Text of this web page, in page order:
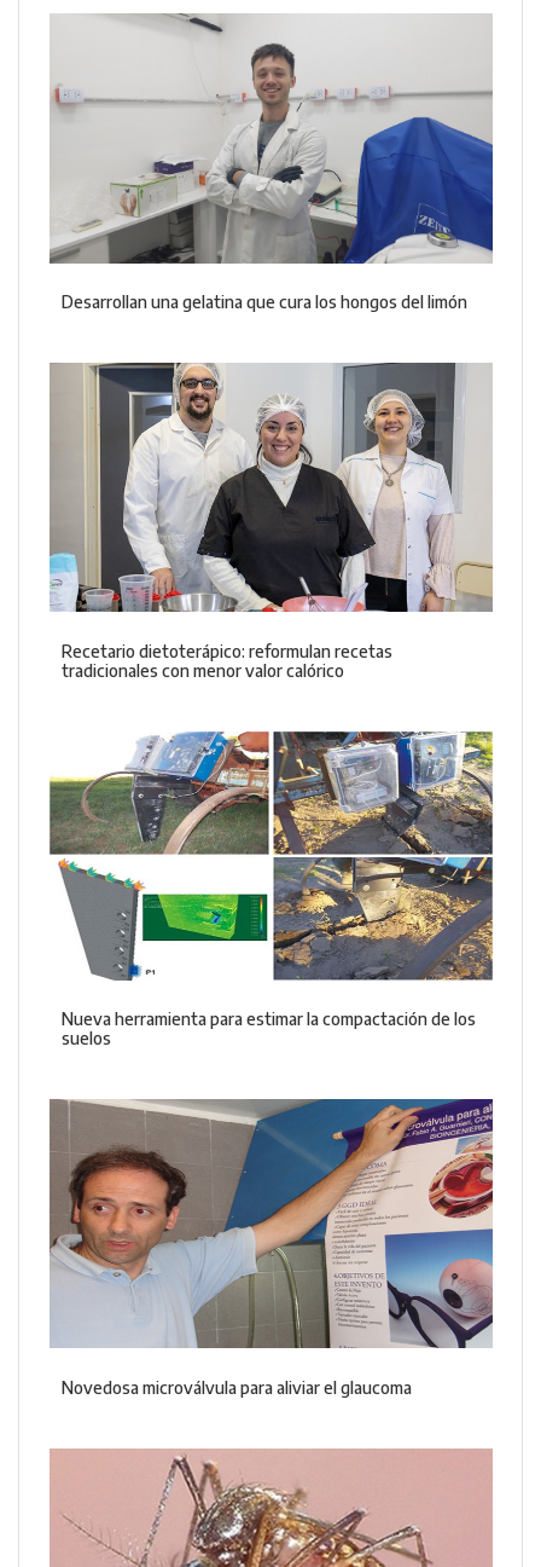
Desarrollan una gelatina que cura los hongos del limón
Recetario dietoterápico: reformulan recetas
tradicionales con menor valor calórico
Nueva herramienta para estimar la compactación de los
suelos
Novedosa microválvula para aliviar el glaucoma